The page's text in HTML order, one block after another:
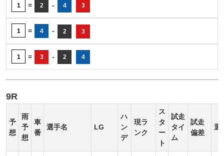
1 = 2 - 4 3
1 = 4 - 2 3
1 = 3 - 2 4
9R
予
想
雨
予
想
車
番
選手名 LG
ハ
ン
デ
現ラ
ンク
ス
タ
ー
ト
試走
タイ
ム
試走
偏差
選